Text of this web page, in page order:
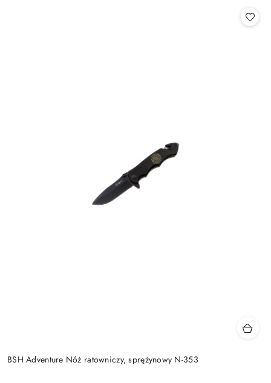
BSH Adventure Nóż ratowniczy, sprężynowy N-353